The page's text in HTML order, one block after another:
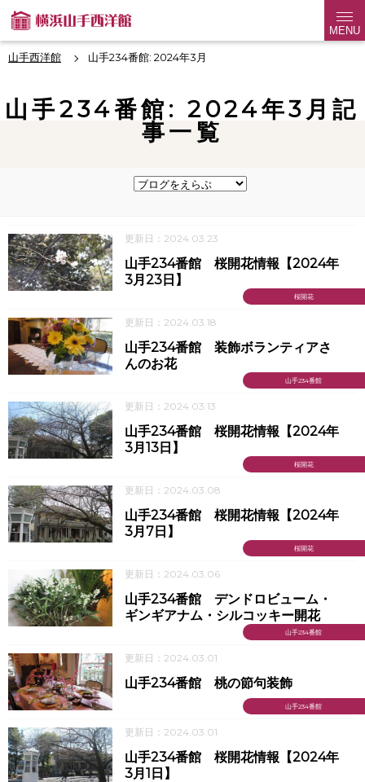
MENU
山手西洋館 山手234番館: 2024年3月
山手234番館: 2024年3月記
事一覧
更新日：2024.03.23
桜開花
山手234番館 桜開花情報【2024年
3月23日】
更新日：2024.03.18
山手234番館
山手234番館 装飾ボランティアさ
んのお花
更新日：2024.03.13
桜開花
山手234番館 桜開花情報【2024年
3月13日】
更新日：2024.03.08
桜開花
山手234番館 桜開花情報【2024年
3月7日】
更新日：2024.03.06
山手234番館
山手234番館 デンドロビューム・
ギンギアナム・シルコッキー開花
更新日：2024.03.01
山手234番館
山手234番館 桃の節句装飾
更新日：2024.03.01
山手234番館 桜開花情報【2024年
3月1日】